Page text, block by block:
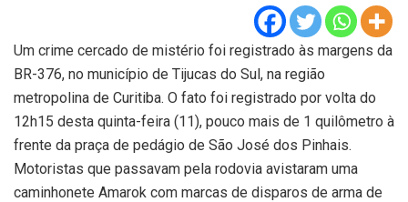
Um crime cercado de mistério foi registrado às margens da
BR-376, no município de Tijucas do Sul, na região
metropolina de Curitiba. O fato foi registrado por volta do
12h15 desta quinta-feira (11), pouco mais de 1 quilômetro à
frente da praça de pedágio de São José dos Pinhais.
Motoristas que passavam pela rodovia avistaram uma
caminhonete Amarok com marcas de disparos de arma de